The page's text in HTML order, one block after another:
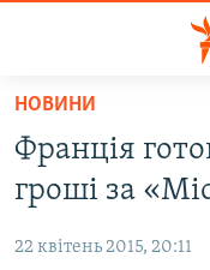
Перейти
основного
матеріалу
Перейти
до
ВОДА.КРИМ
ВІДЕО ТА ФОТО
ПОЛІТИКА
НОВИНИ
Франція
гроші за
22 квітень 2015, 20:11